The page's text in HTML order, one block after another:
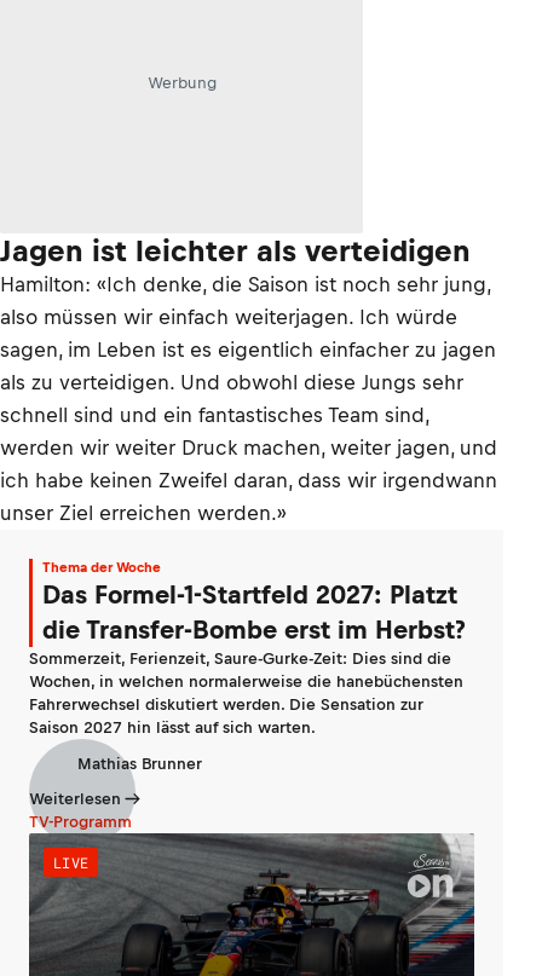
Werbung
Jagen ist leichter als verteidigen
Hamilton: «Ich denke, die Saison ist noch sehr jung,
also müssen wir einfach weiterjagen. Ich würde
sagen, im Leben ist es eigentlich einfacher zu jagen
als zu verteidigen. Und obwohl diese Jungs sehr
schnell sind und ein fantastisches Team sind,
werden wir weiter Druck machen, weiter jagen, und
ich habe keinen Zweifel daran, dass wir irgendwann
unser Ziel erreichen werden.»
Thema der Woche
Das Formel-1-Startfeld 2027: Platzt
die Transfer-Bombe erst im Herbst?
Sommerzeit, Ferienzeit, Saure-Gurke-Zeit: Dies sind die
Wochen, in welchen normalerweise die hanebüchensten
Fahrerwechsel diskutiert werden. Die Sensation zur
Saison 2027 hin lässt auf sich warten.
Mathias Brunner
Weiterlesen
TV-Programm
LIVE